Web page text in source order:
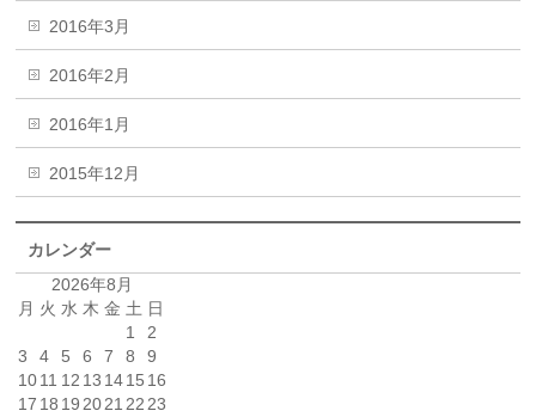
2016年3月
2016年2月
2016年1月
2015年12月
カレンダー
2026年8月
月 火 水 木 金 土 日
1
2
3
4 5 6 7 8
9
1011 12 13 1415 16
17 18 19 2021 22 23